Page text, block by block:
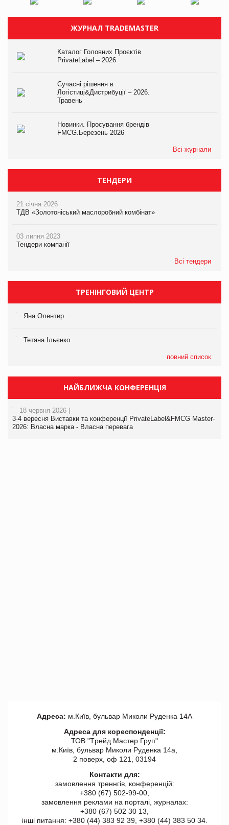
ЖУРНАЛ TRADEMASTER
Каталог Головних Проєктів
PrivateLabel – 2026
Сучасні рішення в
Логістиці&Дистрибуції – 2026.
Травень
Новинки. Просування брендів
FMCG.Березень 2026
Всі журнали
ТЕНДЕРИ
21 січня 2026
ТДВ «Золотоніський маслоробний комбінат»
03 липня 2023
Тендери компанії
Всі тендери
ТРЕНІНГОВИЙ ЦЕНТР
Яна Олентир
Тетяна Ільєнко
повний список
НАЙБЛИЖЧА КОНФЕРЕНЦІЯ
18 червня 2026 |
3-4 вересня Виставки та конференції PrivateLabel&FMCG Master-
2026: Власна марка - Власна перевага
Адреса: м.Київ, бульвар Миколи Руденка 14А
Адреса для кореспонденції:
ТОВ "Tрейд Мастер Груп"
м.Київ, бульвар Миколи Руденка 14а,
2 поверх, оф 121, 03194
Контакти для:
замовлення треннгів, конференцій:
+380 (67) 502-99-00,
замовлення реклами на порталі, журналах:
+380 (67) 502 30 13,
інші питання: +380 (44) 383 92 39, +380 (44) 383 50 34.